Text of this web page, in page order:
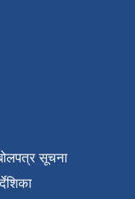
सूचना